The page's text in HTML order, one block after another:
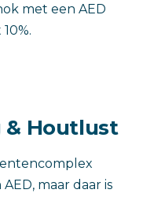
met een AED
& Houtlust
maar daar is